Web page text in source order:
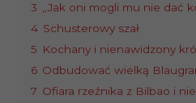
3
„Jak oni mogli mu nie dać
4 Schusterowy szał
5 Kochany i nienawidzony
6 Odbudować wielką
7 Ofiara rzeźnika z Bilbao i